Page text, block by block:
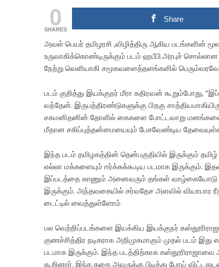
0
SHARES
Share
அவள் பெயர் தமிழரசி ,விழித்திரு ஆகிய
உருவாகிக்கொண்டிருக்கும் படம் ஹபீபி.அரபுச்
நேற்று வெளியாகி சமூகவளைத்தளங்களில்
படம் குறித்து இயக்குநர் மீரா கதிரவன் கூறும்போது,
வந்தேன். இருபத்திரண்டுகளுக்கு பிறகு
சகமனிதனின் தோளில் கைகளை போட்டவாறு
மீதான சகிப்புத்தன்மையையும் பேசவேண்டிய
இந்த படம் தமிழகத்தின் தென்பகுதியில் இருக்கும்
எல்லா மக்களையும் ஈர்க்கக்கூடிய படமாக இருக்கும்.
இப்படத்தை காணும் அனைவரும் தங்கள் வாழ்கையோடு
இருக்கும். அந்தவகையில் சர்வதேச அளவில் வியாபார
டைட்டில் வைத்துள்ளோம்
பல வெற்றிப்படங்களை இயக்கிய இயக்குநர் கஸ்தூரிராஜா
குணச்சித்திர நடிகராக அறிமுகமாகும் முதல் படம்
படமாக இருக்கும். இந்த படத்திற்காக
கூறினார். இந்த கதை அவருக்கு பிடித்து போய்